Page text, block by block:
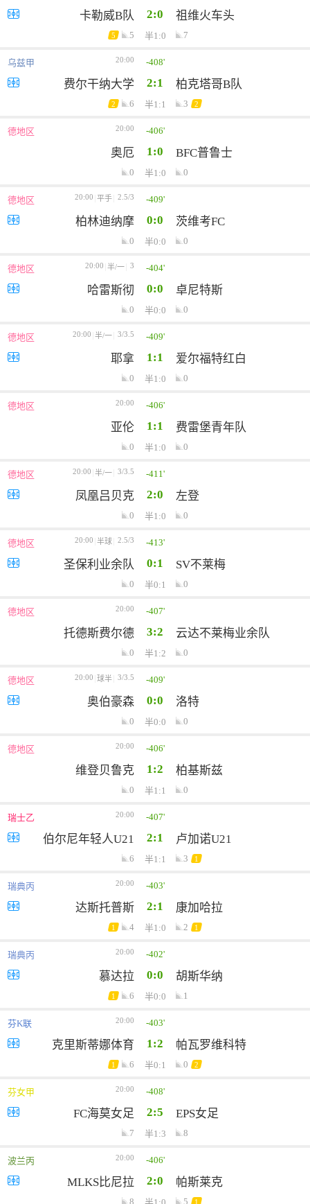
卡勒威B队 2:0 祖维火车头
5 5 半1:0 7
乌兹甲 20:00 -408'
费尔干纳大学 2:1 柏克塔哥B队
2 6 半1:1 3 2
德地区 20:00 -406'
奥厄 1:0 BFC普鲁士
0 半1:0 0
德地区 20:00 平手 2.5/3 -409'
柏林迪纳摩 0:0 茨维考FC
0 半0:0 0
德地区 20:00 半/一 3 -404'
哈雷斯彻 0:0 卓尼特斯
0 半0:0 0
德地区 20:00 半/一 3/3.5 -409'
耶拿 1:1 爱尔福特红白
0 半1:0 0
德地区 20:00 -406'
亚伦 1:1 费雷堡青年队
0 半1:0 0
德地区 20:00 半/一 3/3.5 -411'
凤凰吕贝克 2:0 左登
0 半1:0 0
德地区 20:00 半球 2.5/3 -413'
圣保利业余队 0:1 SV不莱梅
0 半0:1 0
德地区 20:00 -407'
托德斯费尔德 3:2 云达不莱梅业余队
0 半1:2 0
德地区 20:00 球半 3/3.5 -409'
奥伯豪森 0:0 洛特
0 半0:0 0
德地区 20:00 -406'
维登贝鲁克 1:2 柏基斯兹
0 半1:1 0
瑞士乙 20:00 -407'
伯尔尼年轻人U21 2:1 卢加诺U21
6 半1:1 3 1
瑞典丙 20:00 -403'
达斯托普斯 2:1 康加哈拉
1 4 半1:0 2 1
瑞典丙 20:00 -402'
慕达拉 0:0 胡斯华纳
1 6 半0:0 1
芬K联 20:00 -403'
克里斯蒂娜体育 1:2 帕瓦罗维科特
1 6 半0:1 0 2
芬女甲 20:00 -408'
FC海莫女足 2:5 EPS女足
7 半1:3 8
波兰丙 20:00 -406'
MLKS比尼拉 2:0 帕斯莱克
8 5 1